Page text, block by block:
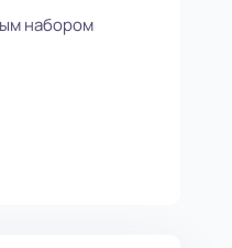
набором